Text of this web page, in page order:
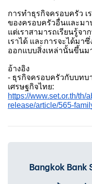
การทำธุรกิจครอบครัว เ
ของครอบครัวอื่นและมา
แต่เราสามารถเรียนรู้จา
เราได้ และการจะได้มา
ออกแบบสิ่งเหล่านั้นขึ้นม
อ้างอิง
- ธุรกิจครอบครัวกับบทบ
เศรษฐกิจไทย:
https://www.set.or.th/th/
release/article/565-
Bangkok Bank